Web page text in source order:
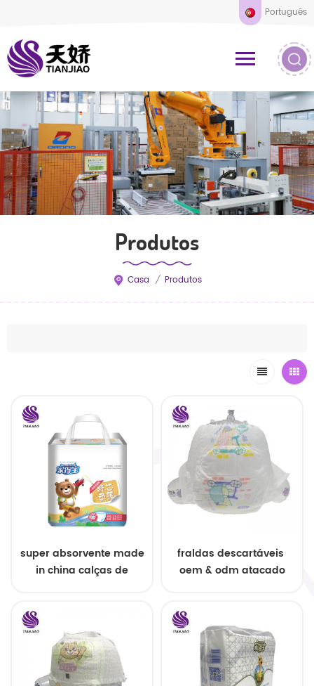
Português
Produtos
Casa / Produtos
super absorvente made
in china calças de
fraldas descartáveis ​​
oem & odm atacado